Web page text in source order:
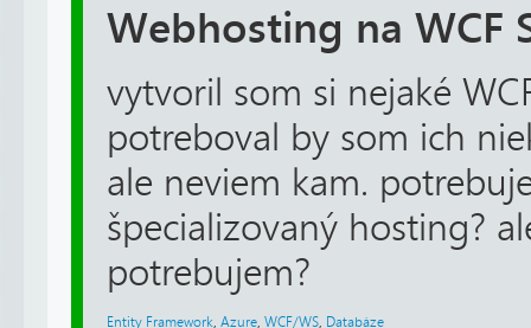
Webhosting na WCF
vytvoril som si nejaké
potreboval by som ich
ale neviem kam.
špecializovaný hosting?
potrebujem?
Entity Framework Azure WCF/WS Databáze